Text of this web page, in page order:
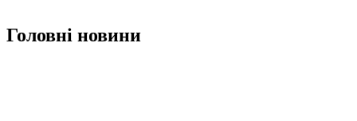
Головні новини